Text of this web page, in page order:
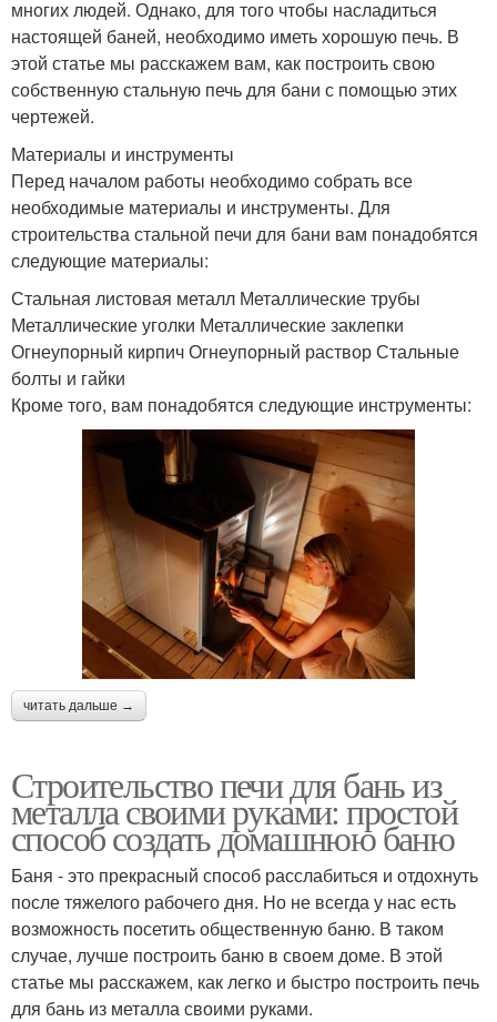
многих людей. Однако, для того чтобы насладиться
настоящей баней, необходимо иметь хорошую печь. В
этой статье мы расскажем вам, как построить свою
собственную стальную печь для бани с помощью этих
чертежей.
Материалы и инструменты
Перед началом работы необходимо собрать все
необходимые материалы и инструменты. Для
строительства стальной печи для бани вам понадобятся
следующие материалы:
Стальная листовая металл Металлические трубы
Металлические уголки Металлические заклепки
Огнеупорный кирпич Огнеупорный раствор Стальные
болты и гайки
Кроме того, вам понадобятся следующие инструменты:
читать дальше →
Строительство печи для бань из
металла своими руками: простой
способ создать домашнюю баню
Баня - это прекрасный способ расслабиться и отдохнуть
после тяжелого рабочего дня. Но не всегда у нас есть
возможность посетить общественную баню. В таком
случае, лучше построить баню в своем доме. В этой
статье мы расскажем, как легко и быстро построить печь
для бань из металла своими руками.